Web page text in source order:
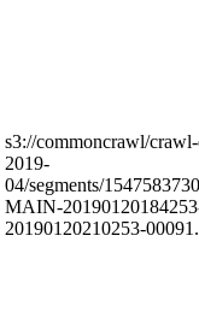
s3://commoncrawl/
2019-
04/segments/
MAIN-
20190120210253-